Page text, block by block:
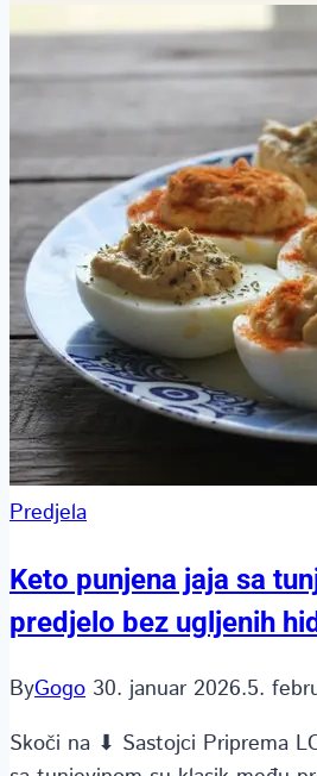
Predjela
Keto punjena jaja sa
predjelo bez ugljenih
ByGogo 30. januar 2026.5.
Skoči na ⬇ Sastojci Priprema